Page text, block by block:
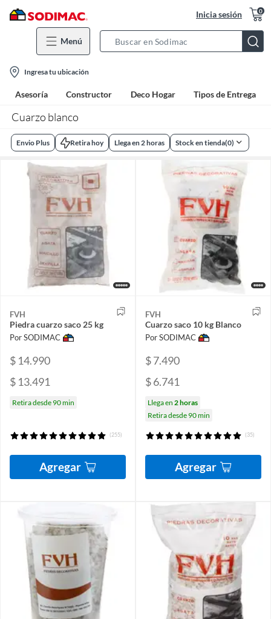
Inicia sesión 0
Menú
Bar
location-
icon
Ingresa tu ubicación
Asesoría Constructor Deco Hogar Tipos de Entrega
Cuarzo blanco
Envio Plus Retira hoy Llega en 2 horas Stock en tienda(0)
FVH
Piedra cuarzo saco 25 kg
Por SODIMAC
$ 14.990
$ 13.491
Retira desde 90 min
(255)
Agregar
FVH
Cuarzo saco 10 kg Blanco
Por SODIMAC
$ 7.490
$ 6.741
Llega en 2 horas
Retira desde 90 min
(35)
Agregar